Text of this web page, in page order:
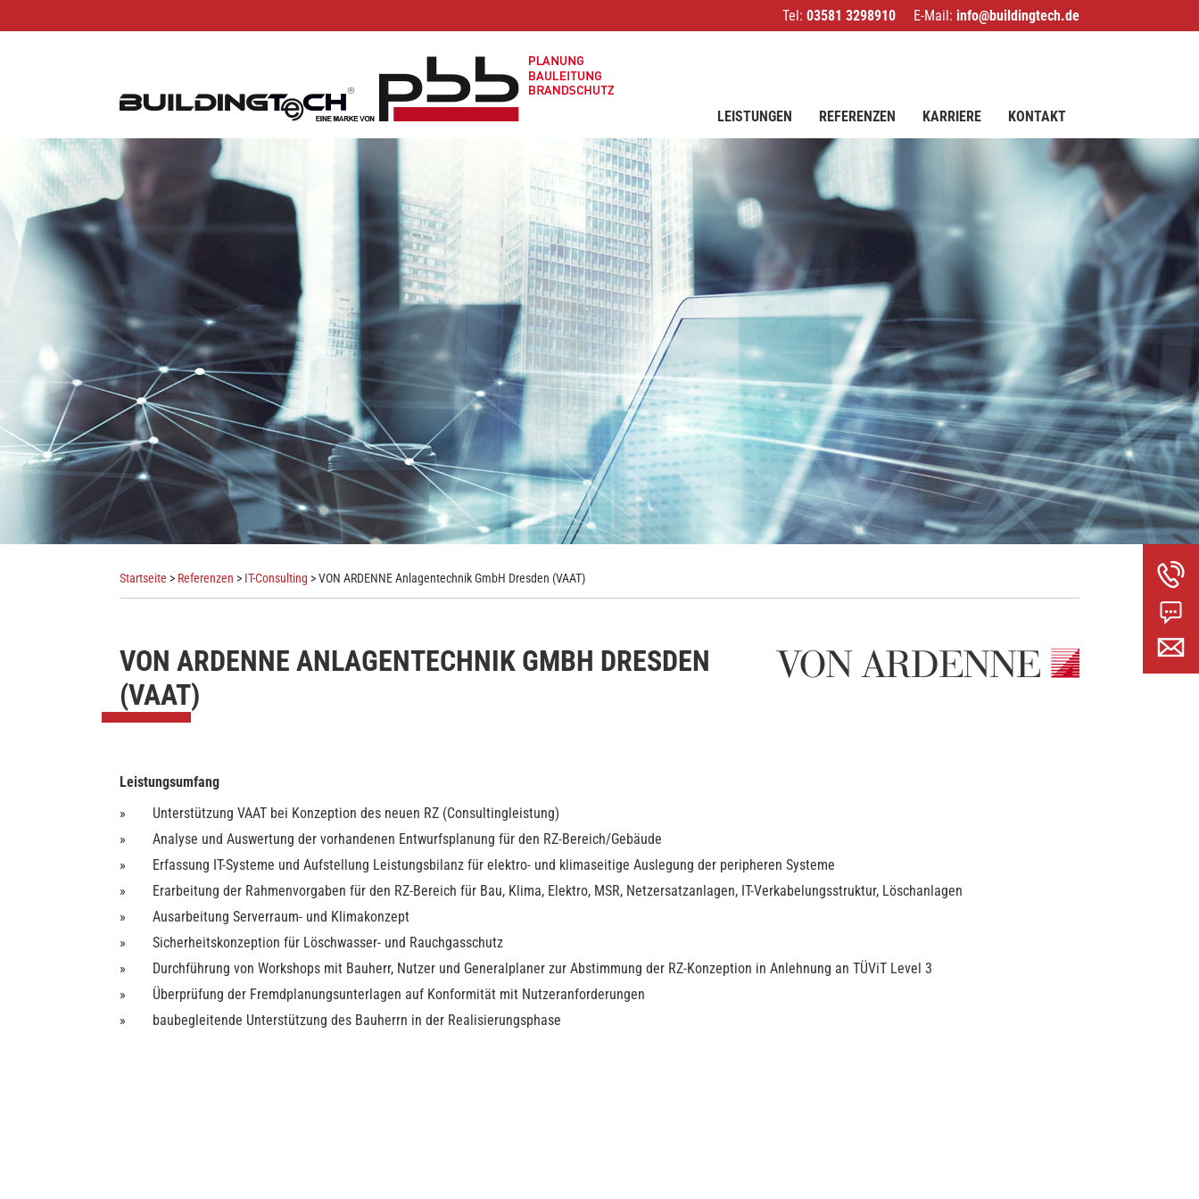
Tel: 03581 3298910E-Mail: info@buildingtech.de
LEISTUNGEN
IT-INFRASTRUKTURPLANUNG
IT-CONSULTING
SMART BUILDINGS
SICHERHEITSTECHNIK UND GEBÄUDEAUTOMATION
REFERENZEN
RZ-PLANUNG
IT-CONSULTING
SMART BUILDINGS
KARRIERE KONTAKT
Startseite > Referenzen > IT-Consulting > VON ARDENNE Anlagentechnik GmbH Dresden (VAAT)
VON ARDENNE ANLAGENTECHNIK GMBH DRESDEN
(VAAT)
Leistungsumfang
Unterstützung VAAT bei Konzeption des neuen RZ (Consultingleistung)
Analyse und Auswertung der vorhandenen Entwurfsplanung für den RZ-Bereich/Gebäude
Erfassung IT-Systeme und Aufstellung Leistungsbilanz für elektro- und klimaseitige Auslegung der peripheren Systeme
Erarbeitung der Rahmenvorgaben für den RZ-Bereich für Bau, Klima, Elektro, MSR, Netzersatzanlagen, IT-Verkabelungsstruktur, Löschanlagen
Ausarbeitung Serverraum- und Klimakonzept
Sicherheitskonzeption für Löschwasser- und Rauchgasschutz
Durchführung von Workshops mit Bauherr, Nutzer und Generalplaner zur Abstimmung der RZ-Konzeption in Anlehnung an TÜViT Level 3
Überprüfung der Fremdplanungsunterlagen auf Konformität mit Nutzeranforderungen
baubegleitende Unterstützung des Bauherrn in der Realisierungsphase